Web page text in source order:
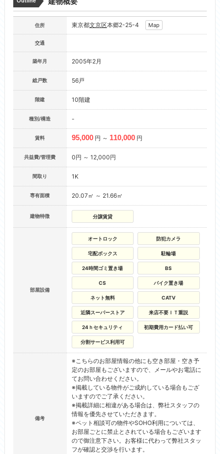
住所 東京都文京区本郷2-25-4 Map
交通
築年月 2005年2月
総戸数 56戸
階建 10階建
種別/構造 -
賃料 95,000 円 ～ 110,000 円
共益費/管理費 0円 ～ 12,000円
間取り 1K
専有面積 20.07㎡ ～ 21.66㎡
建物特徴 分譲賃貸
部屋設備
オートロック 防犯カメラ
宅配ボックス 駐輪場
24時間ゴミ置き場 BS
CS バイク置き場
ネット無料 CATV
近隣スーパーストア 来店不要ＩＴ重説
24ｈセキュリティ 初期費用カード払い可
分割サービス利用可
備考
※こちらのお部屋情報の他にも空き部屋・空き予
定のお部屋もございますので、メールやお電話に
てお問い合わせください。
※掲載している物件がご成約している場合もござ
いますのでご了承ください。
※掲載詳細に相違がある場合は、弊社スタッフの
情報を優先させていただきます。
※ペット相談可の物件やSOHO利用については、
お部屋ごとに禁止とされている場合もございます
ので御注意下さい。お客様に代わって弊社スタッ
フが確認と交渉を行います。